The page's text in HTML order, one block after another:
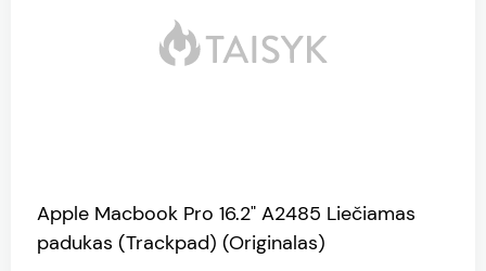
Apple Macbook Pro 16.2" A2485 Liečiamas
padukas (Trackpad) (Originalas)